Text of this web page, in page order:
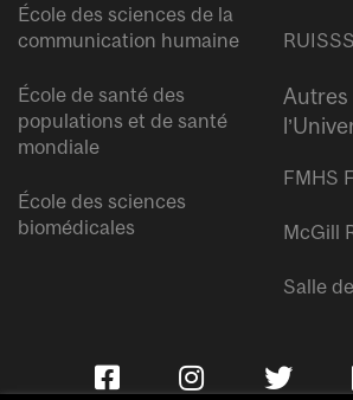
École des sciences de la
communication humaine
École de santé des
populations et de santé
mondiale
École des sciences
biomédicales
Autres
FMHS
McGill
Salle